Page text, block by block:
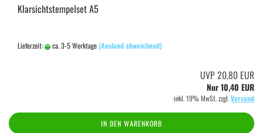
Klarsichtstempelset A5
Lieferzeit: ca. 3-5 Werktage(Ausland abweichend)
UVP 20,80 EUR
Nur 10,40 EUR
inkl. 19% MwSt. zzgl.Versand
IN DEN WARENKORB